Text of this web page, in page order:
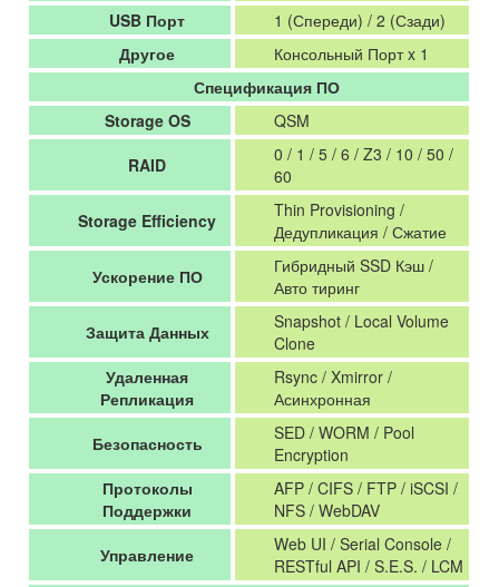
USB Порт
1 (Спереди) / 2 (Сзади)
Другое
Консольный Порт x 1
Спецификация ПО
Storage OS
QSM
RAID
0 / 1 / 5 / 6 / Z3 / 10 / 50 /
60
Storage Efficiency
Thin Provisioning /
Дедупликация / Сжатие
Ускорение ПО
Гибридный SSD Кэш /
Авто тиринг
Защита Данных
Snapshot / Local Volume
Clone
Удаленная
Репликация
Rsync / Xmirror /
Асинхронная
Безопасность
SED / WORM / Pool
Encryption
Протоколы
Поддержки
AFP / CIFS / FTP / iSCSI /
NFS / WebDAV
Управление
Web UI / Serial Console /
RESTful API / S.E.S. / LCM